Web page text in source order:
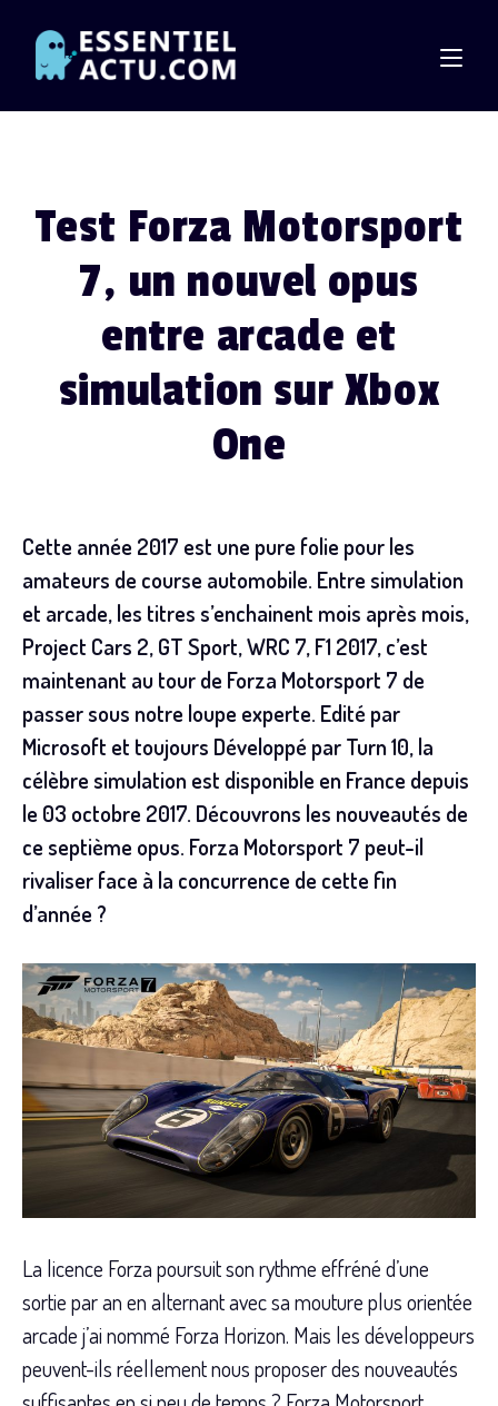
content
Test Forza Motorsport
7, un nouvel opus
entre arcade et
simulation sur Xbox
One
Cette année 2017 est une pure folie pour les
amateurs de course automobile. Entre simulation
et arcade, les titres s’enchainent mois après mois,
Project Cars 2, GT Sport, WRC 7, F1 2017, c’est
maintenant au tour de Forza Motorsport 7 de
passer sous notre loupe experte. Edité par
Microsoft et toujours Développé par Turn 10, la
célèbre simulation est disponible en France depuis
le 03 octobre 2017. Découvrons les nouveautés de
ce septième opus. Forza Motorsport 7 peut-il
rivaliser face à la concurrence de cette fin
d’année ?
La licence Forza poursuit son rythme effréné d’une
sortie par an en alternant avec sa mouture plus orientée
arcade j’ai nommé Forza Horizon. Mais les développeurs
peuvent-ils réellement nous proposer des nouveautés